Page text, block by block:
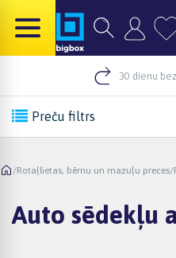
30 dienu
Preču filtrs
/Rotaļlietas, bērnu un mazuļu preces/
Auto sēdekļu